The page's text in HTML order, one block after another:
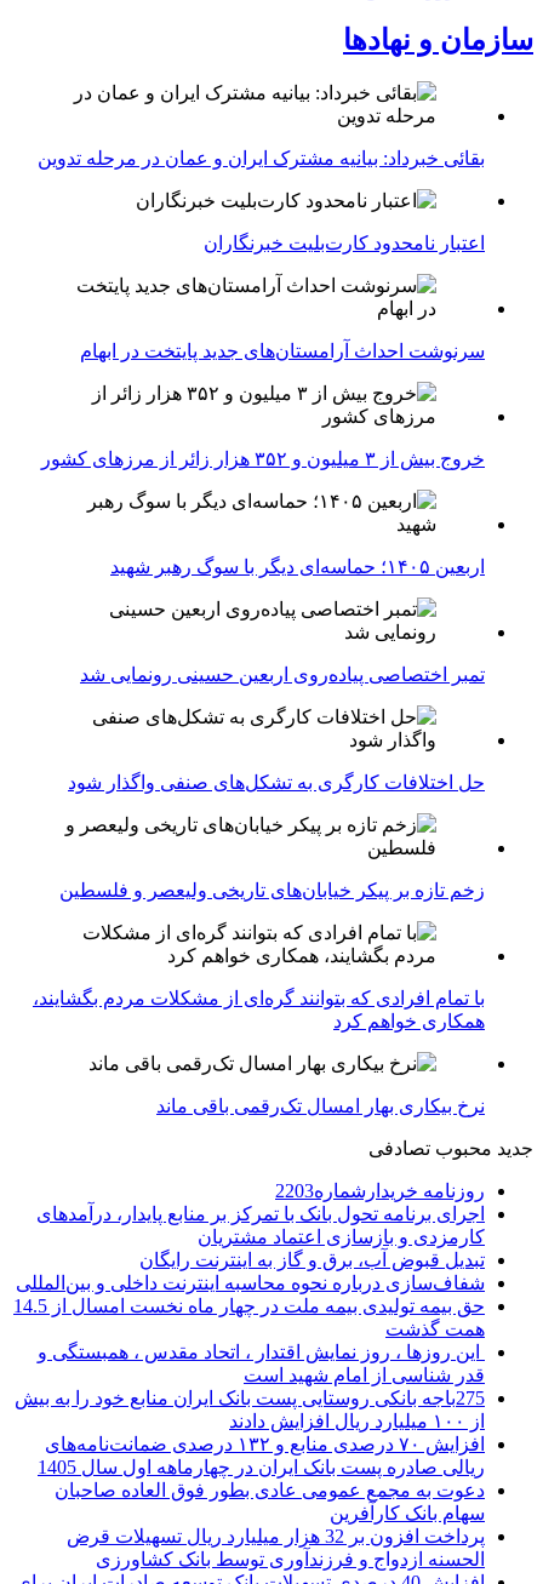
سازمان و نهادها
بقائی خبرداد: بیانیه مشترک ایران و عمان در مرحله تدوین
اعتبار نامحدود کارت‌بلیت خبرنگاران
سرنوشت احداث آرامستان‌های جدید پایتخت در ابهام
خروج بیش از ۳ میلیون و ۳۵۲ هزار زائر از مرزهای کشور
اربعین ۱۴۰۵؛ حماسه‌ای دیگر با سوگ رهبر شهید
تمبر اختصاصی پیاده‌روی اربعین حسینی رونمایی شد
حل اختلافات کارگری به تشکل‌های صنفی واگذار شود
زخم تازه بر پیکر خیابان‌های تاریخی ولیعصر و فلسطین
با تمام افرادی که بتوانند گره‌ای از مشکلات مردم بگشایند،
همکاری خواهم کرد
نرخ بیکاری بهار امسال تک‌رقمی باقی ماند
جدید محبوب تصادفی
روزنامه خریدارشماره2203
اجرای برنامه تحول بانک با تمرکز بر منابع پایدار، درآمدهای
کارمزدی و بازسازی اعتماد مشتریان
تبدیل قبوض آب، برق و گاز به اینترنت رایگان
شفاف‌سازی درباره نحوه محاسبه اینترنت داخلی و بین‌المللی
حق بیمه تولیدی بیمه ملت در چهار ماه نخست امسال از 14.5
همت گذشت
این روزها ، روز نمایش اقتدار ، اتحاد مقدس ، همبستگی و
قدر شناسی از امام شهید است
275باجه بانکی روستایی پست بانک ایران منابع خود را به بیش
از ۱۰۰ میلیارد ریال افزایش دادند
افزایش ۷۰ درصدی منابع و ۱۳۲ درصدی ضمانت‌نامه‌های
ریالی صادره پست بانک ایران در چهارماهه اول سال 1405
دعوت به مجمع عمومی عادی بطور فوق العاده صاحبان
سهام بانک کارآفرین
پرداخت افزون بر 32 هزار میلیارد ریال تسهیلات قرض
الحسنه ازدواج و فرزندآوری توسط بانک کشاورزی